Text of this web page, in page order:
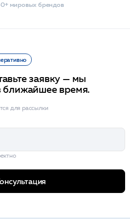
мировых брендов
заявку — мы
ближайшее время.
для рассылки